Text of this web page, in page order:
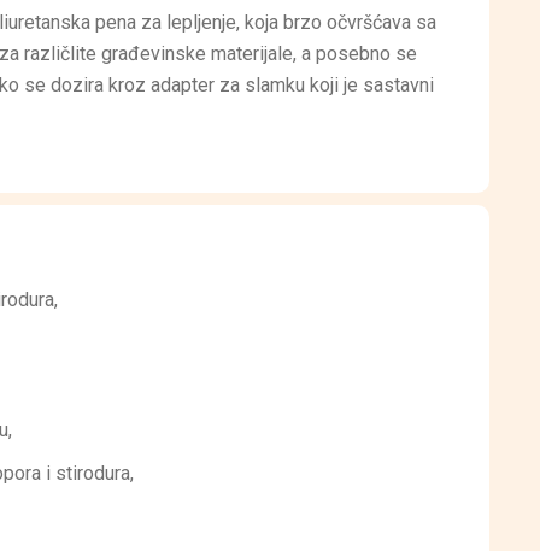
pena za lepljenje, koja brzo očvršćava sa
različlite građevinske materijale, a posebno se
se dozira kroz adapter za slamku koji je sastavni
i stirodura,